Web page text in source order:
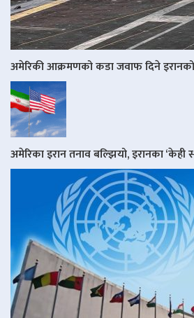
अमेरिकी आक्रमणको कडा जवाफ दिने इरानको
अमेरिका इरान तनाव बल्झियो, इरानका